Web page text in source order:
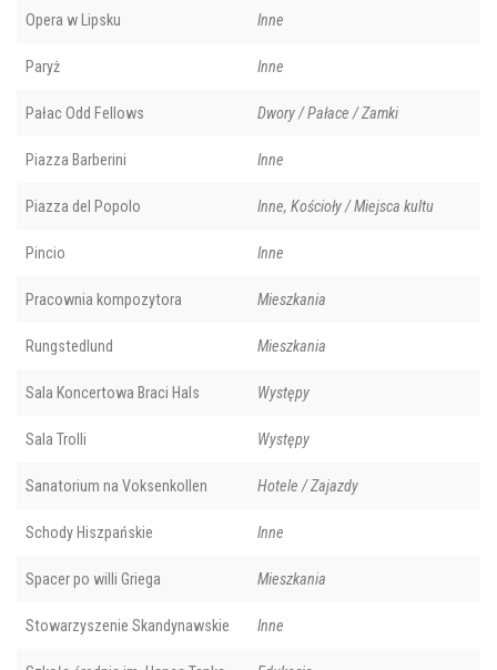
Opera w Lipsku Inne
Paryż Inne
Pałac Odd Fellows Dwory / Pałace / Zamki
Piazza Barberini Inne
Piazza del Popolo Inne, Kościoły / Miejsca kultu
Pincio Inne
Pracownia kompozytora Mieszkania
Rungstedlund Mieszkania
Sala Koncertowa Braci Hals Występy
Sala Trolli Występy
Sanatorium na Voksenkollen Hotele / Zajazdy
Schody Hiszpańskie Inne
Spacer po willi Griega Mieszkania
Stowarzyszenie Skandynawskie Inne